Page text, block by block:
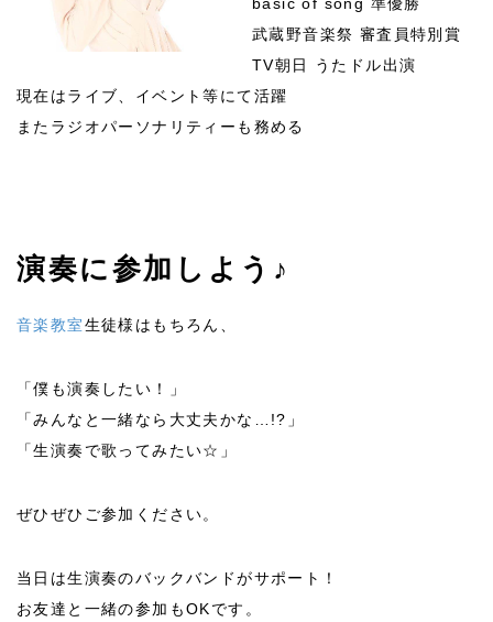
武蔵野⾳楽祭 審査員特別賞
TV朝⽇ うたドル出演
現在はライブ、イベント等にて活躍
またラジオパーソナリティーも務める
演奏に参加しよう♪
音楽教室生徒様はもちろん、
「僕も演奏したい！」
「みんなと一緒なら大丈夫かな…!?」
「生演奏で歌ってみたい☆」
ぜひぜひご参加ください。
当日は生演奏のバックバンドがサポート！
お友達と一緒の参加もOKです。